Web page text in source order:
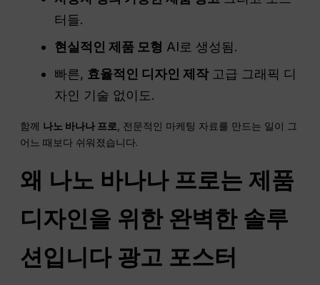
터들.
현실적인 제품 모형 AI로 생성됨.
빠른, 효율적인 디자인 제작 고급 그래픽 디
자인 기술 없이도.
함께 나노 바나나 프로
, 전문적인 마케팅 자료를 만드는 일이 그
어느 때보다 쉬워졌습니다.
왜 나노 바나나 프로는 제품
디자인을 위한 완벽한 솔루
션입니다 광고 포스터